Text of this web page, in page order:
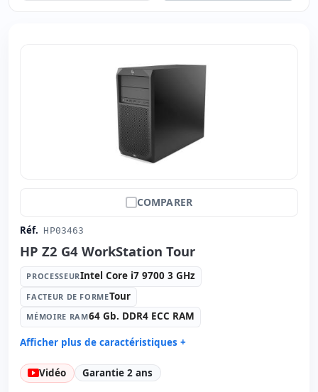
COMPARER
Réf. HP03463
HP Z2 G4 WorkStation Tour
PROCESSEURIntel Core i7 9700 3 GHz
FACTEUR DE FORMETour
MÉMOIRE RAM64 Gb. DDR4 ECC RAM
Afficher plus de caractéristiques +
Processeur: Intel Core i7 9700 3 GHz.
Facteur de forme: Tour
Vidéo Garantie 2 ans